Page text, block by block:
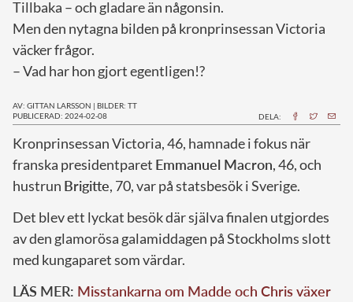
Tillbaka – och gladare än någonsin.
Men den nytagna bilden på kronprinsessan Victoria
väcker frågor.
– Vad har hon gjort egentligen!?
AV: GITTAN LARSSON | BILDER: TT
PUBLICERAD: 2024-02-08
DELA:
Kronprinsessan Victoria, 46, hamnade i fokus när
franska presidentparet Emmanuel Macron, 46, och
hustrun Brigitte, 70, var på statsbesök i Sverige.
Det blev ett lyckat besök där själva finalen utgjordes
av den glamorösa galamiddagen på Stockholms slott
med kungaparet som värdar.
LÄS MER: Misstankarna om Madde och Chris växer